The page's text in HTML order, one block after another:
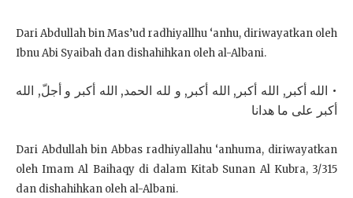
Dari Abdullah bin Mas’ud radhiyallhu ‘anhu, diriwayatkan oleh
Ibnu Abi Syaibah dan dishahihkan oleh al-Albani.
• الله أكبر, الله أكبر, الله أكبر, و لله الحمد, الله أكبر و أجلّ, الله
أكبر على ما هدانا
Dari Abdullah bin Abbas radhiyallahu ‘anhuma, diriwayatkan
oleh Imam Al Baihaqy di dalam Kitab Sunan Al Kubra, 3/315
dan dishahihkan oleh al-Albani.